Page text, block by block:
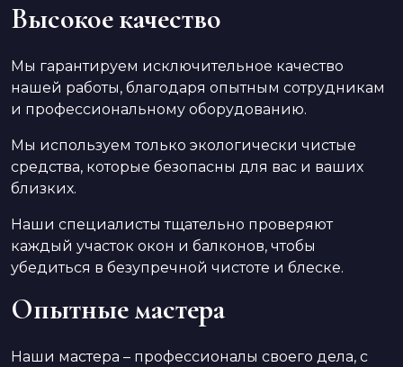
Высокое качество
Мы гарантируем исключительное качество
нашей работы, благодаря опытным сотрудникам
и профессиональному оборудованию.
Мы используем только экологически чистые
средства, которые безопасны для вас и ваших
близких.
Наши специалисты тщательно проверяют
каждый участок окон и балконов, чтобы
убедиться в безупречной чистоте и блеске.
Опытные мастера
Наши мастера – профессионалы своего дела, с